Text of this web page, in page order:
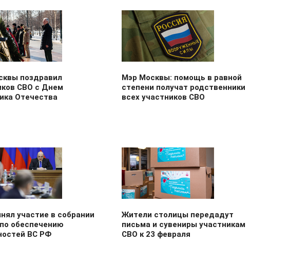
поздравил
СВО с Днем
Отечества
Мэр Москвы: помощь в равной
степени получат родственники
всех участников СВО
участие в собрании
обеспечению
ВС РФ
Жители столицы передадут
письма и сувениры участникам
СВО к 23 февраля